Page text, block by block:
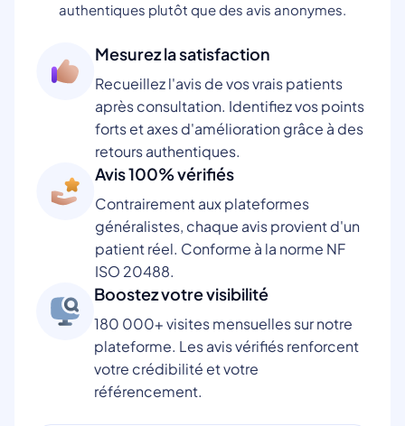
authentiques plutôt que des avis anonymes.
Mesurez la satisfaction
Recueillez l'avis de vos vrais patients
après consultation. Identifiez vos points
forts et axes d'amélioration grâce à des
retours authentiques.
Avis 100% vérifiés
Contrairement aux plateformes
généralistes, chaque avis provient d'un
patient réel. Conforme à la norme NF
ISO 20488.
Boostez votre visibilité
180 000+ visites mensuelles sur notre
plateforme. Les avis vérifiés renforcent
votre crédibilité et votre
référencement.